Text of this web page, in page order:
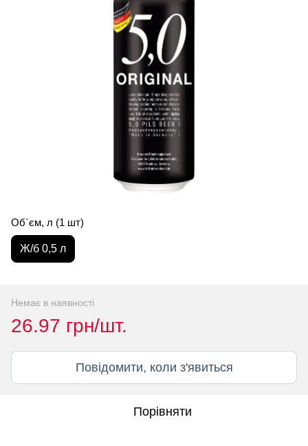
Об`єм, л (1 шт)
Ж/б 0,5 л
Немає в наявності
26.97 грн/шт.
Повідомити, коли з'явиться
Порівняти